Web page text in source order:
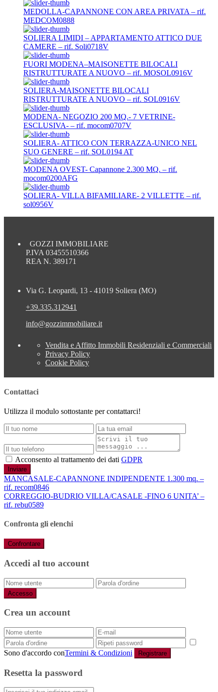
MEDOLLA-CAPANNONE CON AREA PRIVATA – rif.
MEDCOM0888
SOLIERA LIMIDI – APPARTAMENTO ATTICO DUE
CAMERE – rif. Soli0718V
FUORI MODENA–MAISONETTE BILOCALI
RISTRUTTURATE A NUOVO – rif. MOSOL0916V
SOLIERA-MAISONETTE BILOCALI
RISTRUTTURATE A NUOVO – rif. SOL0916V
MODENA- NEGOZIO 200 MQ.- 7 VETRINE-
ESCLUSIVA- – rif. mocom0707V
SOLIERA- ATTICO CON TERRAZZA-UNICO NEL
SUO GENERE – rif. SOL0194 AT
MODENA OVEST- Capannone 2.300 MQ. – rif.
mocom0200AFG
SOLIERA- VILLA BIFAMILIARE- 2 VILLETTE – rif.
sol0956V
GOZZI IMMOBILIARE
P.IVA 03455510366
REA N. 389171
Via G. Leopardi, 13 - 41019 Soliera (MO)
+39.335.312941
info@gozzimmobiliare.it
Vendita e Affitto Immobili Residenziali e Commerciali
Privacy Policy
Cookie Policy
Contattaci
Utilizza il modulo sottostante per contattarci!
Acconsento al trattamento dei dati GDPR
Inviare
MANCASALE-CAPANNONE INDIPENDENTE 1.300 mq. –
rif. recom0846
CORREGGIO-BUDRIO VILLA/CASALE -FINO 6 UNITA’ –
rif. rebu0589
Confronta gli elenchi
Confrontare
Accedi al tuo account
Accesso
Crea un account
Sono d'accordo conTermini & Condizioni Registrare
Resetta la password